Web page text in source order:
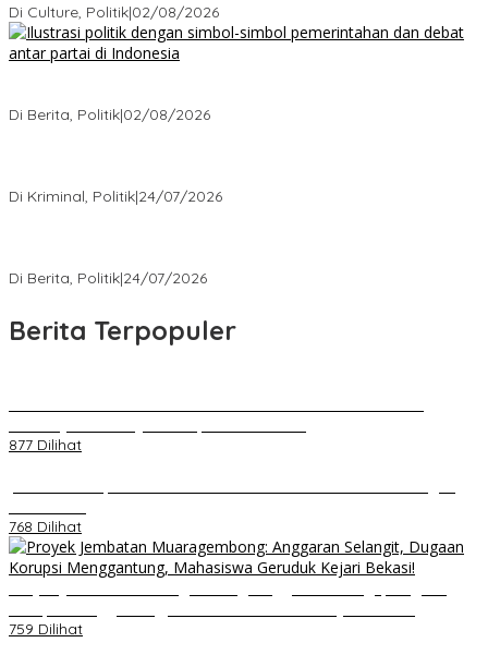
Di Culture, Politik|02/08/2026
Di Berita, Politik|02/08/2026
Di Kriminal, Politik|24/07/2026
Di Berita, Politik|24/07/2026
Berita Terpopuler
877 Dilihat
768 Dilihat
759 Dilihat